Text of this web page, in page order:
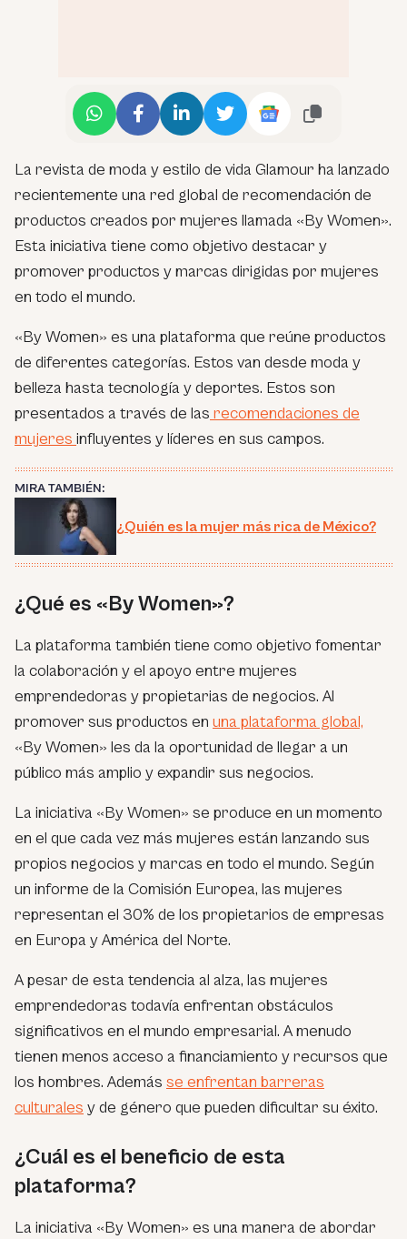
La revista de moda y estilo de vida Glamour ha lanzado
recientemente una red global de recomendación de
productos creados por mujeres llamada «By Women».
Esta iniciativa tiene como objetivo destacar y
promover productos y marcas dirigidas por mujeres
en todo el mundo.
«By Women» es una plataforma que reúne productos
de diferentes categorías. Estos van desde moda y
belleza hasta tecnología y deportes. Estos son
presentados a través de las recomendaciones de
mujeres influyentes y líderes en sus campos.
MIRA TAMBIÉN:
¿Quién es la mujer más rica de México?
¿Qué es «By Women»?
La plataforma también tiene como objetivo fomentar
la colaboración y el apoyo entre mujeres
emprendedoras y propietarias de negocios. Al
promover sus productos en una plataforma global,
«By Women» les da la oportunidad de llegar a un
público más amplio y expandir sus negocios.
La iniciativa «By Women» se produce en un momento
en el que cada vez más mujeres están lanzando sus
propios negocios y marcas en todo el mundo. Según
un informe de la Comisión Europea, las mujeres
representan el 30% de los propietarios de empresas
en Europa y América del Norte.
A pesar de esta tendencia al alza, las mujeres
emprendedoras todavía enfrentan obstáculos
significativos en el mundo empresarial. A menudo
tienen menos acceso a financiamiento y recursos que
los hombres. Además se enfrentan barreras
culturales y de género que pueden dificultar su éxito.
¿Cuál es el beneficio de esta
plataforma?
La iniciativa «By Women» es una manera de abordar